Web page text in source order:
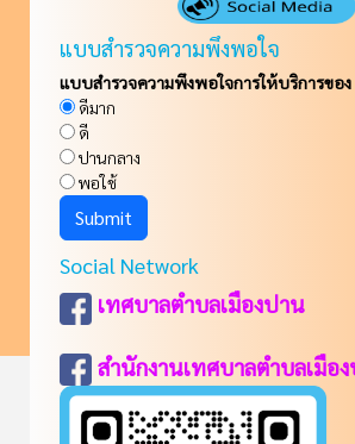
แบบสำรวจความพึงพอใจ
แบบสำรวจความพึงพอใจการให้บริการขอ
ดีมาก
ดี
ปานกลาง
พอใช้
Social Network
เทศบาลตำบลเมืองปาน
สำนักงานเทศบาลตำบลเมือ